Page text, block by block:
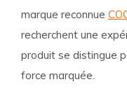
marque reconnue
recherchent une
produit se distingue
force marquée.